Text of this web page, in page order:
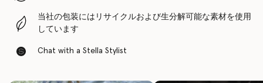
当社の包装にはリサイクルおよび生分解可能な素材を使用
しています
Chat with a Stella Stylist